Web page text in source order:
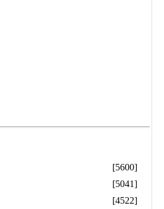
[5600]
[5041]
[4522]